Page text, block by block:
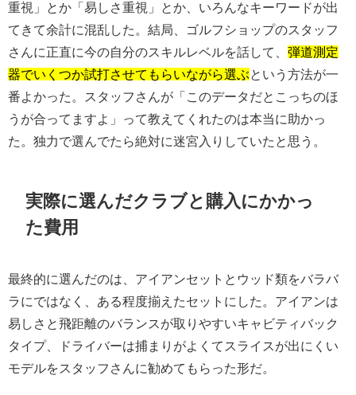
重視」とか「易しさ重視」とか、いろんなキーワードが出
てきて余計に混乱した。結局、ゴルフショップのスタッフ
さんに正直に今の自分のスキルレベルを話して、 弾道測定
器でいくつか試打させてもらいながら選ぶという方法が一
番よかった。スタッフさんが「このデータだとこっちのほ
うが合ってますよ」って教えてくれたのは本当に助かっ
た。独力で選んでたら絶対に迷宮入りしていたと思う。
実際に選んだクラブと購入にかかっ
た費用
最終的に選んだのは、アイアンセットとウッド類をバラバ
ラにではなく、ある程度揃えたセットにした。アイアンは
易しさと飛距離のバランスが取りやすいキャビティバック
タイプ、ドライバーは捕まりがよくてスライスが出にくい
モデルをスタッフさんに勧めてもらった形だ。